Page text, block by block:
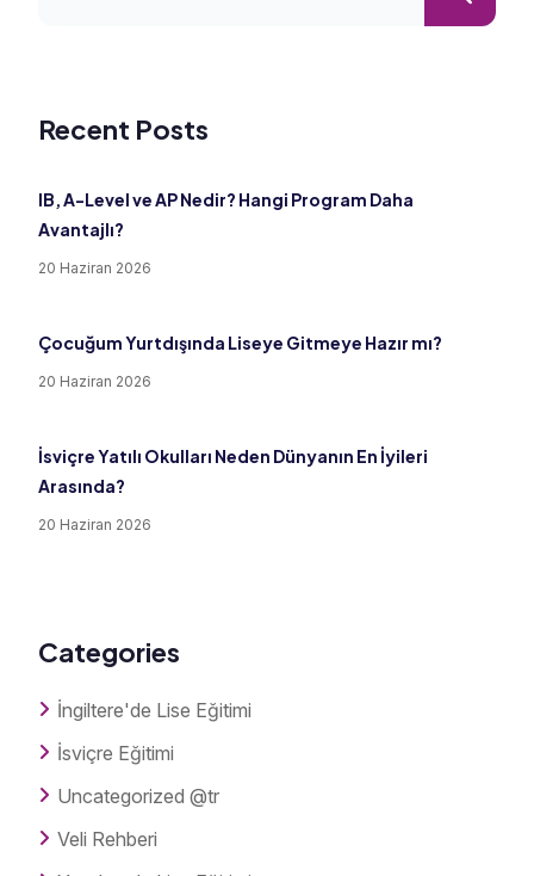
Recent Posts
IB, A-Level ve AP Nedir? Hangi Program Daha
Avantajlı?
20 Haziran 2026
Çocuğum Yurtdışında Liseye Gitmeye Hazır mı?
20 Haziran 2026
İsviçre Yatılı Okulları Neden Dünyanın En İyileri
Arasında?
20 Haziran 2026
Categories
İngiltere'de Lise Eğitimi
İsviçre Eğitimi
Uncategorized @tr
Veli Rehberi